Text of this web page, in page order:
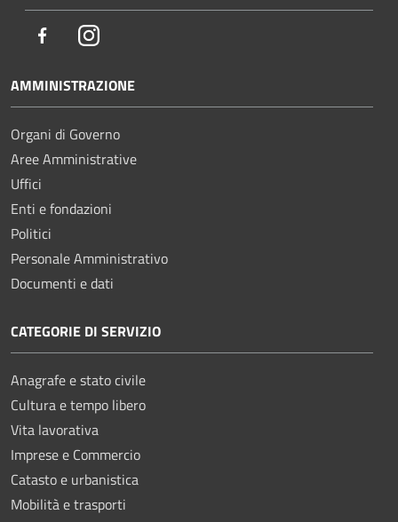
FacebookInstagram
AMMINISTRAZIONE
Organi di Governo
Aree Amministrative
Uffici
Enti e fondazioni
Politici
Personale Amministrativo
Documenti e dati
CATEGORIE DI SERVIZIO
Anagrafe e stato civile
Cultura e tempo libero
Vita lavorativa
Imprese e Commercio
Catasto e urbanistica
Mobilità e trasporti